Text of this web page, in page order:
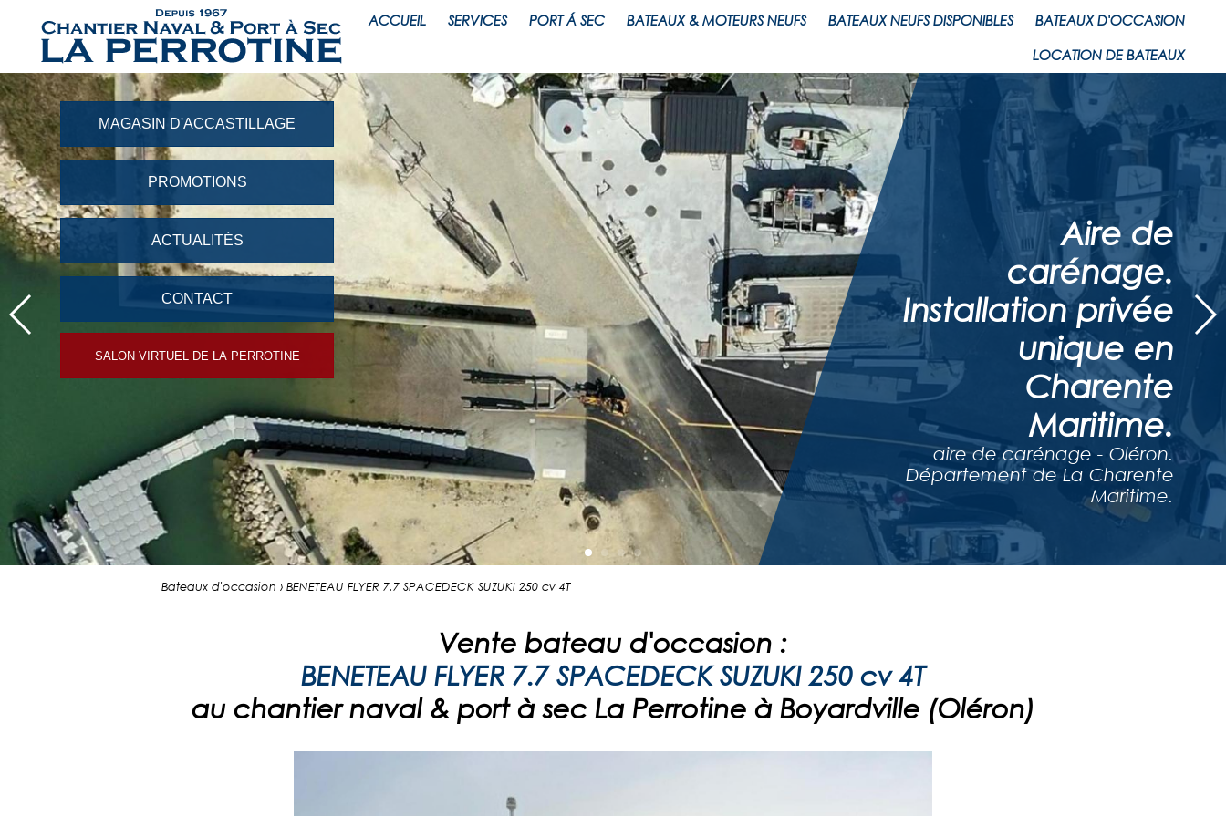
ACCUEIL SERVICES PORT Á SEC BATEAUX & MOTEURS NEUFS BATEAUX NEUFS DISPONIBLES BATEAUX D'OCCASION
LOCATION DE BATEAUX
MAGASIN D'ACCASTILLAGE
PROMOTIONS
ACTUALITÉS
CONTACT
SALON VIRTUEL DE LA PERROTINE
Aire de
carénage.
Installation privée
unique en
Charente
Maritime.
aire de carénage - Oléron.
Département de La Charente
Maritime.
Bateaux d'occasion › BENETEAU FLYER 7.7 SPACEDECK SUZUKI 250 cv 4T
Vente bateau d'occasion :
BENETEAU FLYER 7.7 SPACEDECK SUZUKI 250 cv 4T
au chantier naval & port à sec La Perrotine à Boyardville (Oléron)